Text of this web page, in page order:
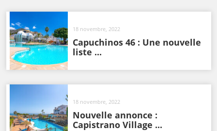
18 novembre, 2022
Capuchinos 46 : Une nouvelle
liste ...
18 novembre, 2022
Nouvelle annonce :
Capistrano Village ...